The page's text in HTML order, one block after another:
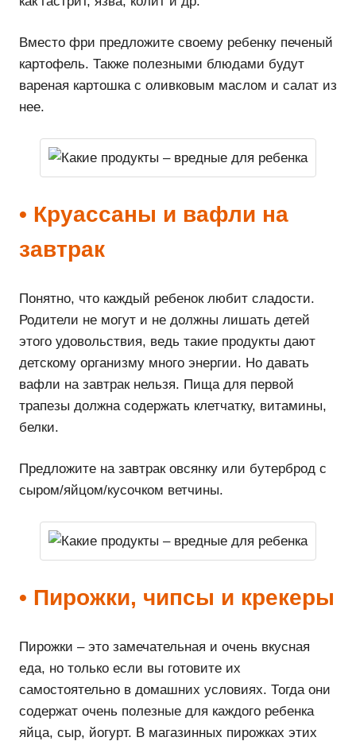
Вместо фри предложите своему ребенку печеный
картофель. Также полезными блюдами будут
вареная картошка с оливковым маслом и салат из
нее.
• Круассаны и вафли на
завтрак
Понятно, что каждый ребенок любит сладости.
Родители не могут и не должны лишать детей
этого удовольствия, ведь такие продукты дают
детскому организму много энергии. Но давать
вафли на завтрак нельзя. Пища для первой
трапезы должна содержать клетчатку, витамины,
белки.
Предложите на завтрак овсянку или бутерброд с
сыром/яйцом/кусочком ветчины.
• Пирожки, чипсы и крекеры
Пирожки – это замечательная и очень вкусная
еда, но только если вы готовите их
самостоятельно в домашних условиях. Тогда они
содержат очень полезные для каждого ребенка
яйца, сыр, йогурт. В магазинных пирожках этих